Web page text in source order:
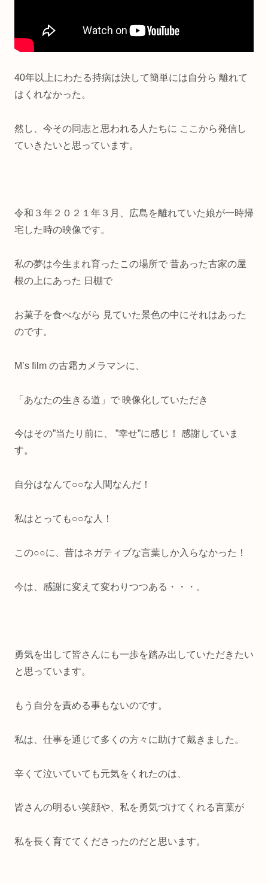
40年以上にわたる持病は決して簡単には自分ら 離れて
はくれなかった。
然し、今その同志と思われる人たちに ここから発信し
ていきたいと思っています。
令和３年２０２１年３月、広島を離れていた娘が一時帰
宅した時の映像です。
私の夢は今生まれ育ったこの場所で 昔あった古家の屋
根の上にあった 日棚で
お菓子を食べながら 見ていた景色の中にそれはあった
のです。
M’s film の古霜カメラマンに、
「あなたの生きる道」で 映像化していただき
今はその”当たり前に、 ”幸せ”に感じ！ 感謝していま
す。
自分はなんて○○な人間なんだ！
私はとっても○○な人！
この○○に、昔はネガティブな言葉しか入らなかった！
今は、感謝に変えて変わりつつある・・・。
勇気を出して皆さんにも一歩を踏み出していただきたい
と思っています。
もう自分を責める事もないのです。
私は、仕事を通じて多くの方々に助けて戴きました。
辛くて泣いていても元気をくれたのは、
皆さんの明るい笑顔や、私を勇気づけてくれる言葉が
私を長く育ててくださったのだと思います。